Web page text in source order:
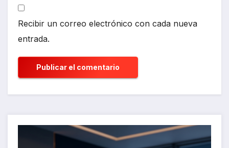
Recibir un correo electrónico con cada nueva
entrada.